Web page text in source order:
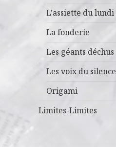
L’assiette du lundi
La fonderie
Les géants déchus
Les voix du silence
Origami
Limites-Limites